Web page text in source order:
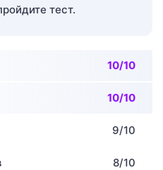
тест.
10/10
10/10
9/10
8/10